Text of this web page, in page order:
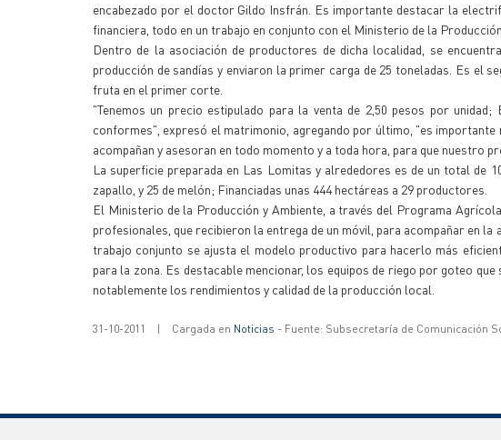
encabezado por el doctor Gildo Insfrán. Es importante destacar la
financiera, todo en un trabajo en conjunto con el Ministerio de la
Dentro de la asociación de productores de dicha localidad, se
producción de sandías y enviaron la primer carga de 25 toneladas. Es el
fruta en el primer corte.
"Tenemos un precio estipulado para la venta de 2,50 pesos por
conformes", expresó el matrimonio, agregando por último, "es
acompañan y asesoran en todo momento y a toda hora, para que nuestro
La superficie preparada en Las Lomitas y alrededores es de un total de
zapallo, y 25 de melón; Financiadas unas 444 hectáreas a 29 productores.
El Ministerio de la Producción y Ambiente, a través del Programa
profesionales, que recibieron la entrega de un móvil, para acompañar en
trabajo conjunto se ajusta el modelo productivo para hacerlo más
para la zona. Es destacable mencionar, los equipos de riego por goteo
notablemente los rendimientos y calidad de la producción local.
31-10-2011 | Cargada en Noticias - Fuente: Subsecretaría de Comunicación